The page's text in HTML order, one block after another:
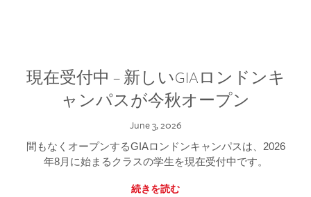
現在受付中 – 新しいGIAロンドンキ
ャンパスが今秋オープン
June 3, 2026
間もなくオープンするGIAロンドンキャンパスは、2026
年8月に始まるクラスの学生を現在受付中です。
続きを読む